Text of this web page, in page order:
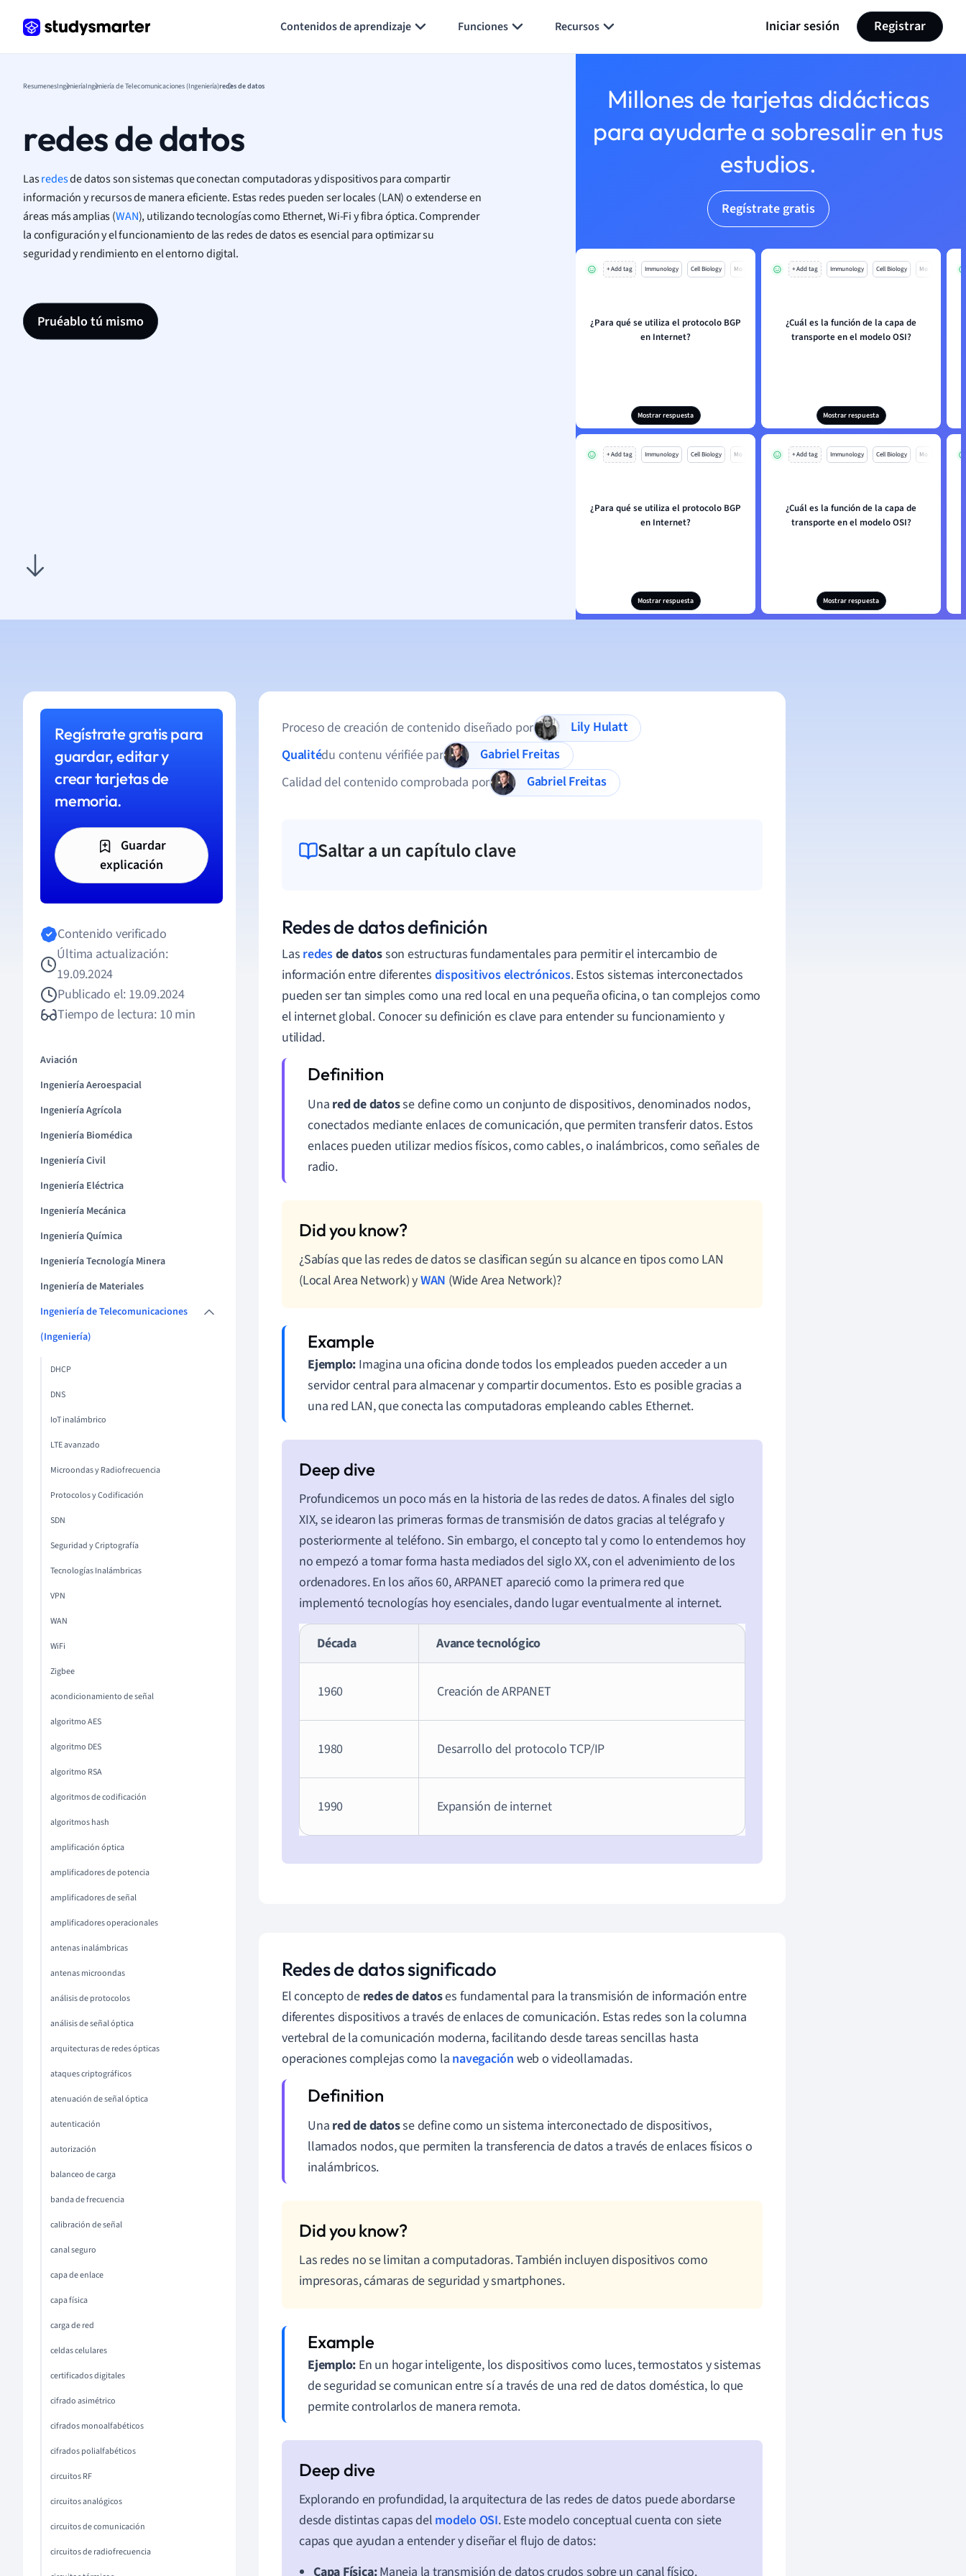
Contenidos de aprendizaje Funciones Recursos Iniciar sesión Registrar
ResumenesIngenieríaIngeniería de Telecomunicaciones (Ingeniería)redes de datos
redes de datos
Lasredesde datos son sistemas que conectan computadoras y dispositivos para compartir
información y recursos de manera eficiente. Estas redes pueden ser locales (LAN) o extenderse en
áreas más amplias (WAN), utilizando tecnologías como Ethernet, Wi-Fi y fibra óptica. Comprender
la configuración y el funcionamiento de las redes de datos es esencial para optimizar su
seguridad y rendimiento en el entorno digital.
Pruéablo tú mismo
Millones de tarjetas didácticas
para ayudarte a sobresalir en tus
estudios.
Regístrate gratis
+ Add tag Immunology Cell Biology Mo
¿Para qué se utiliza el protocolo BGP
en Internet?
Mostrar respuesta
+ Add tag Immunology Cell Biology Mo
¿Cuál es la función de la capa de
transporte en el modelo OSI?
Mostrar respuesta
+ Add tag Immunology Cell Biology Mo
¿Para qué se utiliza el protocolo BGP
en Internet?
Mostrar respuesta
+ Add tag Immunology Cell Biology Mo
¿Cuál es la función de la capa de
transporte en el modelo OSI?
Mostrar respuesta
Regístrate gratis para
guardar, editar y
crear tarjetas de
memoria.
Guardar
explicación
Contenido verificado
Última actualización:
19.09.2024
Publicado el: 19.09.2024
Tiempo de lectura: 10 min
Aviación
Ingeniería Aeroespacial
Ingeniería Agrícola
Ingeniería Biomédica
Ingeniería Civil
Ingeniería Eléctrica
Ingeniería Mecánica
Ingeniería Química
Ingeniería Tecnología Minera
Ingeniería de Materiales
Ingeniería de Telecomunicaciones
(Ingeniería)
DHCP
DNS
IoT inalámbrico
LTE avanzado
Microondas y Radiofrecuencia
Protocolos y Codificación
SDN
Seguridad y Criptografía
Tecnologías Inalámbricas
VPN
WAN
WiFi
Zigbee
acondicionamiento de señal
algoritmo AES
algoritmo DES
algoritmo RSA
algoritmos de codificación
algoritmos hash
amplificación óptica
amplificadores de potencia
amplificadores de señal
amplificadores operacionales
antenas inalámbricas
antenas microondas
análisis de protocolos
análisis de señal óptica
arquitecturas de redes ópticas
ataques criptográficos
atenuación de señal óptica
autenticación
autorización
balanceo de carga
banda de frecuencia
calibración de señal
canal seguro
capa de enlace
capa física
carga de red
celdas celulares
certificados digitales
cifrado asimétrico
cifrados monoalfabéticos
cifrados polialfabéticos
circuitos RF
circuitos analógicos
circuitos de comunicación
circuitos de radiofrecuencia
Proceso de creación de contenido diseñado por
Lily Hulatt
Qualitédu contenu vérifiée par
Gabriel Freitas
Calidad del contenido comprobada por
Gabriel Freitas
Saltar a un capítulo clave
Redes de datos definición
Las redesde datosson estructuras fundamentales para permitir el intercambio de
información entre diferentes dispositivos electrónicos. Estos sistemas interconectados
pueden ser tan simples como una red local en una pequeña oficina, o tan complejos como
el internet global. Conocer su definición es clave para entender su funcionamiento y
utilidad.
Una red de datosse define como un conjunto de dispositivos, denominados nodos,
conectados mediante enlaces de comunicación, que permiten transferir datos. Estos
enlaces pueden utilizar medios físicos, como cables, o inalámbricos, como señales de
radio.
¿Sabías que las redes de datos se clasifican según su alcance en tipos como LAN
(Local Area Network) yWAN (Wide Area Network)?
Ejemplo: Imagina una oficina donde todos los empleados pueden acceder a un
servidor central para almacenar y compartir documentos. Esto es posible gracias a
una red LAN, que conecta las computadoras empleando cables Ethernet.
Profundicemos un poco más en la historia de las redes de datos. A finales del siglo
XIX, se idearon las primeras formas de transmisión de datos gracias al telégrafo y
posteriormente al teléfono. Sin embargo, el concepto tal y como lo entendemos hoy
no empezó a tomar forma hasta mediados del siglo XX, con el advenimiento de los
ordenadores. En los años 60, ARPANET apareció como la primera red que
implementó tecnologías hoy esenciales, dando lugar eventualmente al internet.
Década Avance tecnológico
1960 Creación de ARPANET
1980 Desarrollo del protocolo TCP/IP
1990 Expansión de internet
Redes de datos significado
El concepto de redes de datoses fundamental para la transmisión de información entre
diferentes dispositivos a través de enlaces de comunicación. Estas redes son la columna
vertebral de la comunicación moderna, facilitando desde tareas sencillas hasta
operaciones complejas como la navegación web o videollamadas.
Una red de datosse define como un sistema interconectado de dispositivos,
llamados nodos, que permiten la transferencia de datos a través de enlaces físicos o
inalámbricos.
Las redes no se limitan a computadoras. También incluyen dispositivos como
impresoras, cámaras de seguridad y smartphones.
Ejemplo: En un hogar inteligente, los dispositivos como luces, termostatos y sistemas
de seguridad se comunican entre sí a través de una red de datos doméstica, lo que
permite controlarlos de manera remota.
Explorando en profundidad, la arquitectura de las redes de datos puede abordarse
desde distintas capas del modelo OSI. Este modelo conceptual cuenta con siete
capas que ayudan a entender y diseñar el flujo de datos:
Capa Física:Maneja la transmisión de datos crudos sobre un canal físico.